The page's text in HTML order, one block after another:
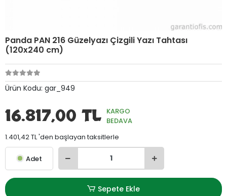
Panda PAN 216 Güzelyazı Çizgili Yazı Tahtası
(120x240 cm)
Ürün Kodu: gar_949
16.817,00 TL KARGO
BEDAVA
1.401,42 TL 'den başlayan taksitlerle
Adet
Sepete Ekle